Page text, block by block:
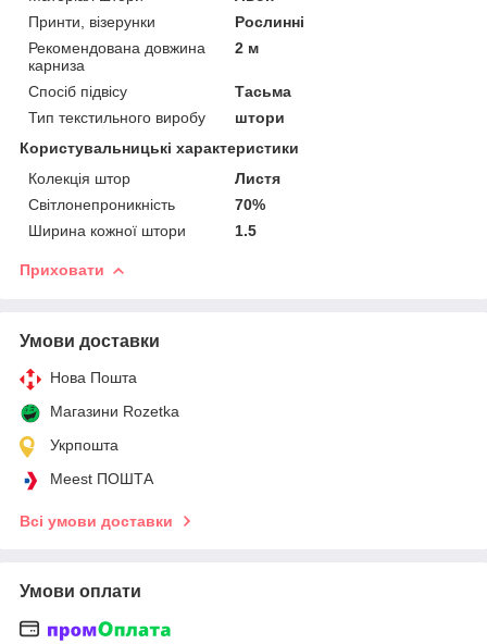
Принти, візерунки
Рослинні
Рекомендована довжина
карниза
2 м
Спосіб підвісу
Тасьма
Тип текстильного виробу
штори
Користувальницькі характеристики
Колекція штор
Листя
Світлонепроникність
70%
Ширина кожної штори
1.5
Приховати
Умови доставки
Нова Пошта
Магазини Rozetka
Укрпошта
Meest ПОШТА
Всі умови доставки
Умови оплати